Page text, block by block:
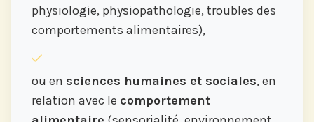
physiologie, physiopathologie, troubles des
comportements alimentaires),
ou en sciences humaines et sociales, en
relation avec le comportement